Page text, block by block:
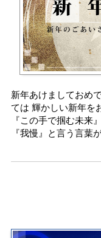
新年あけましておめ
ては 輝かしい新年を
『この手で掴む未来
『我慢』と言う言葉